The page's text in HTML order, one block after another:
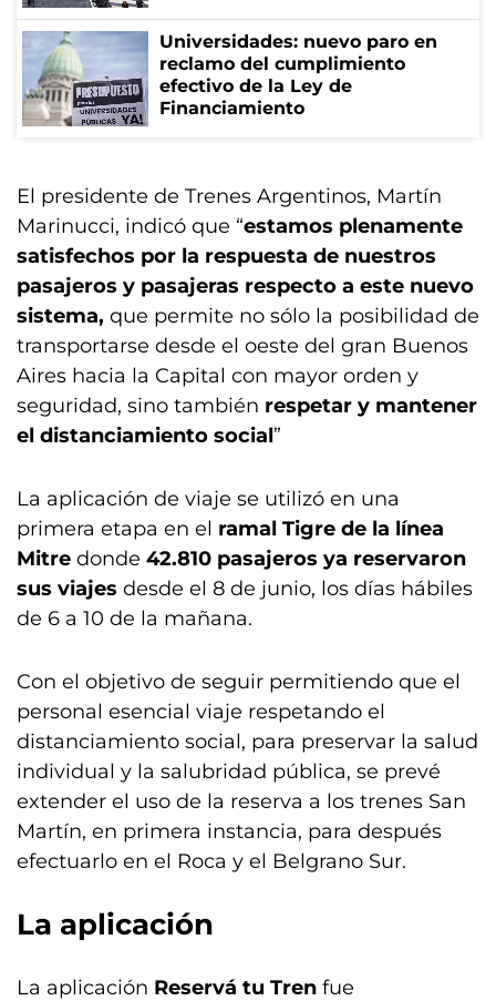
Universidades: nuevo paro en
reclamo del cumplimiento
efectivo de la Ley de
Financiamiento
El presidente de Trenes Argentinos, Martín
Marinucci, indicó que “estamos plenamente
satisfechos por la respuesta de nuestros
pasajeros y pasajeras respecto a este nuevo
sistema, que permite no sólo la posibilidad de
transportarse desde el oeste del gran Buenos
Aires hacia la Capital con mayor orden y
seguridad, sino también respetar y mantener
el distanciamiento social”
La aplicación de viaje se utilizó en una
primera etapa en el ramal Tigre de la línea
Mitre donde 42.810 pasajeros ya reservaron
sus viajes desde el 8 de junio, los días hábiles
de 6 a 10 de la mañana.
Con el objetivo de seguir permitiendo que el
personal esencial viaje respetando el
distanciamiento social, para preservar la salud
individual y la salubridad pública, se prevé
extender el uso de la reserva a los trenes San
Martín, en primera instancia, para después
efectuarlo en el Roca y el Belgrano Sur.
La aplicación
La aplicación Reservá tu Tren fue